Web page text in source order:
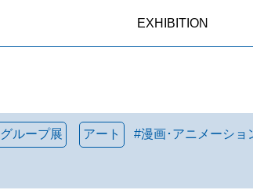
EXHIBITION
グループ展 アート #漫画･アニメーショ